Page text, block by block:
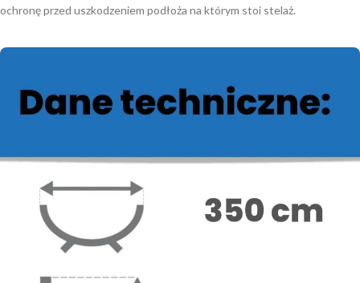
ochronę przed uszkodzeniem podłoża na którym stoi stelaż.